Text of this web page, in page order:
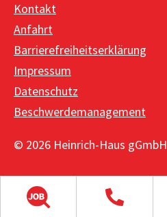
Kontakt
Anfahrt
Barrierefreiheitserklärung
Impressum
Datenschutz
Beschwerdemanagement
© 2026 Heinrich-Haus gGmbH